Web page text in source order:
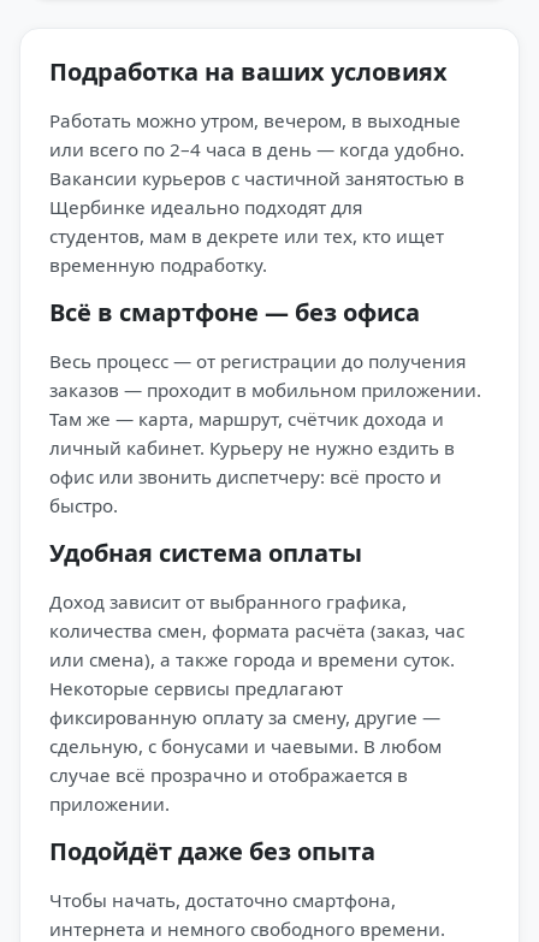
Подработка на ваших условиях
Работать можно утром, вечером, в выходные
или всего по 2–4 часа в день — когда удобно.
Вакансии курьеров с частичной занятостью в
Щербинке идеально подходят для
студентов, мам в декрете или тех, кто ищет
временную подработку.
Всё в смартфоне — без офиса
Весь процесс — от регистрации до получения
заказов — проходит в мобильном приложении.
Там же — карта, маршрут, счётчик дохода и
личный кабинет. Курьеру не нужно ездить в
офис или звонить диспетчеру: всё просто и
быстро.
Удобная система оплаты
Доход зависит от выбранного графика,
количества смен, формата расчёта (заказ, час
или смена), а также города и времени суток.
Некоторые сервисы предлагают
фиксированную оплату за смену, другие —
сдельную, с бонусами и чаевыми. В любом
случае всё прозрачно и отображается в
приложении.
Подойдёт даже без опыта
Чтобы начать, достаточно смартфона,
интернета и немного свободного времени.